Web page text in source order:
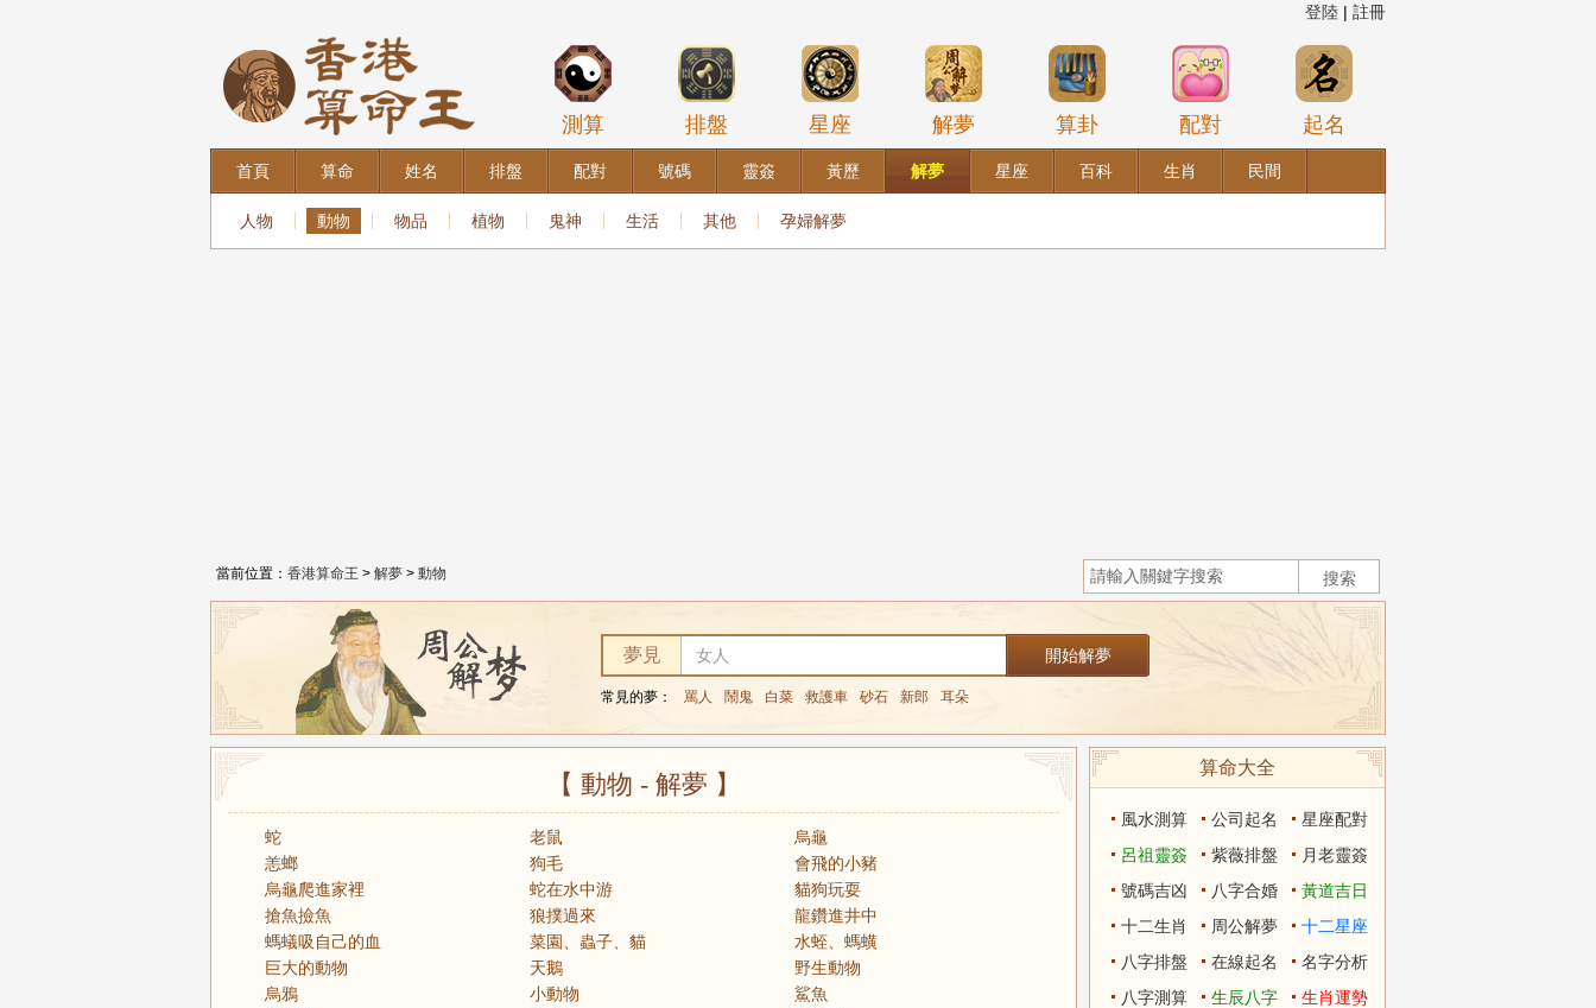
登陸 | 註冊
測算 排盤 星座 解夢 算卦 配對 起名
首頁 算命 姓名 排盤 配對 號碼 靈簽 黃歷 解夢 星座 百科 生肖 民間
人物 動物 物品 植物 鬼神 生活 其他 孕婦解夢
當前位置： 香港算命王 > 解夢 > 動物
夢見
常見的夢： 罵人 鬧鬼 白菜 救護車 砂石 新郎 耳朵
【 動物 - 解夢 】
蛇 老鼠
烏龜
恙螂
狗毛
會飛的小豬
烏龜爬進家裡
蛇在水中游
貓狗玩耍
搶魚撿魚
狼撲過來
龍鑽進井中
螞蟻吸自己的血
菜園、蟲子、貓
水蛭、螞蟥
巨大的動物
天鵝
野生動物
烏鴉
小動物
鯊魚
算命大全
風水測算 公司起名
星座配對
呂祖靈簽
紫薇排盤
月老靈簽
號碼吉凶
八字合婚
黃道吉日
十二生肖
周公解夢
十二星座
八字排盤
在線起名
名字分析
八字測算
生辰八字 生肖運勢